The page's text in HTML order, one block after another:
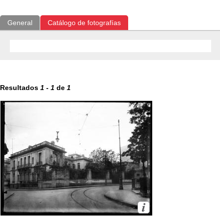
General Catálogo de fotografías
Resultados 1 - 1 de 1